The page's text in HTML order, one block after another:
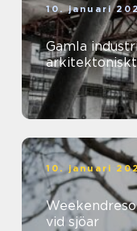
10. januari
Gamla
10. januari
vid sjöar